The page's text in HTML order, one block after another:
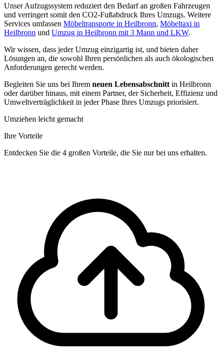
Unser Aufzugssystem reduziert den Bedarf an großen Fahrzeugen
und verringert somit den CO2-Fußabdruck Ihres Umzugs. Weitere
Services umfassen Möbeltransporte in Heilbronn, Möbeltaxi in
Heilbronn und Umzug in Heilbronn mit 3 Mann und LKW.
Wir wissen, dass jeder Umzug einzigartig ist, und bieten daher
Lösungen an, die sowohl Ihren persönlichen als auch ökologischen
Anforderungen gerecht werden.
Begleiten Sie uns bei Ihrem neuen Lebensabschnitt in Heilbronn
oder darüber hinaus, mit einem Partner, der Sicherheit, Effizienz und
Umweltverträglichkeit in jeder Phase Ihres Umzugs priorisiert.
Umziehen leicht gemacht
Ihre Vorteile
Entdecken Sie die 4 großen Vorteile, die Sie nur bei uns erhalten.